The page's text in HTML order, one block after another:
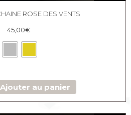
ROSE DES VENTS
45,00€
Ajouter au panier